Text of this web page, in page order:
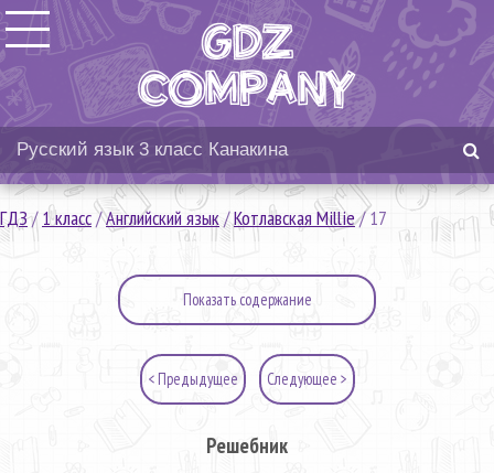
ГДЗ/1 класс/Английский язык/Котлавская Millie/17
Показать содержание
< Предыдущее Следующее >
Решебник